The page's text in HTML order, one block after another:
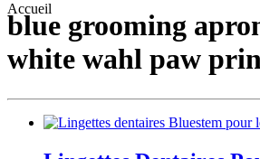
Accueil
blue grooming
white wahl paw